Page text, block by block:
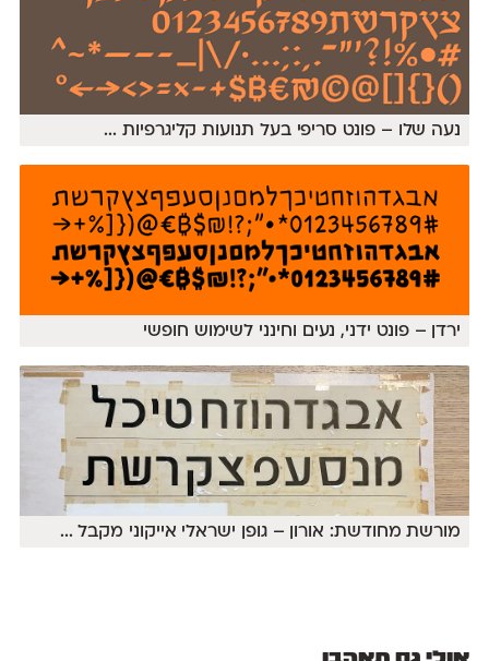
נעה שלו – פונט סריפי בעל תנועות קליגרפיות...
ירדן – פונט ידני, נעים וחינני לשימוש חופשי
מורשת מחודשת: אורון – גופן ישראלי אייקוני מקבל...